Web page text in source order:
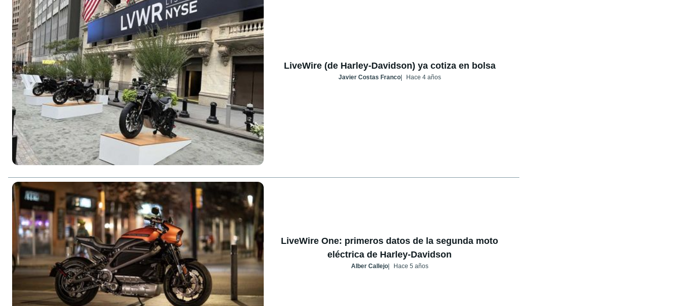
LiveWire (de Harley-Davidson) ya cotiza en bolsa
Javier Costas Franco Hace 4 años
LiveWire One: primeros datos de la segunda moto
eléctrica de Harley-Davidson
Alber Callejo Hace 5 años